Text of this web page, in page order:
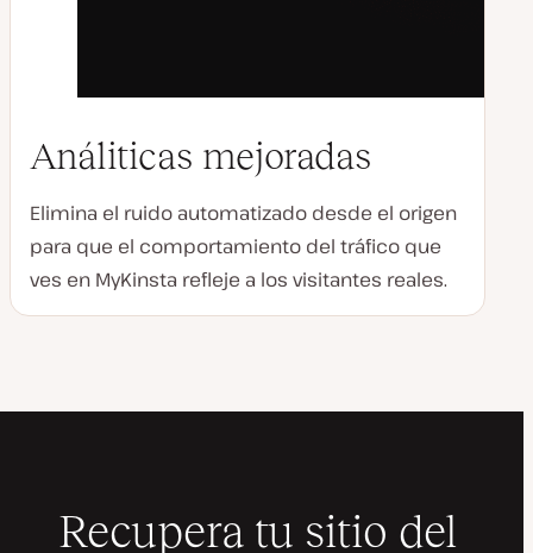
Análiticas mejoradas
Elimina el ruido automatizado desde el origen
para que el comportamiento del tráfico que
ves en MyKinsta refleje a los visitantes reales.
Recupera tu sitio del